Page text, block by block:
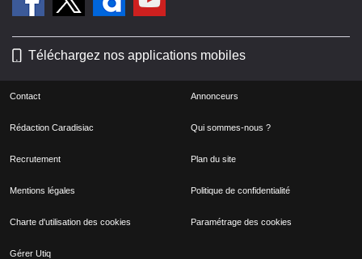
Téléchargez nos applications mobiles
Contact Annonceurs
Rédaction Caradisiac Qui sommes-nous ?
Recrutement Plan du site
Mentions légales Politique de confidentialité
Charte d'utilisation des cookies Paramétrage des cookies
Gérer Utiq